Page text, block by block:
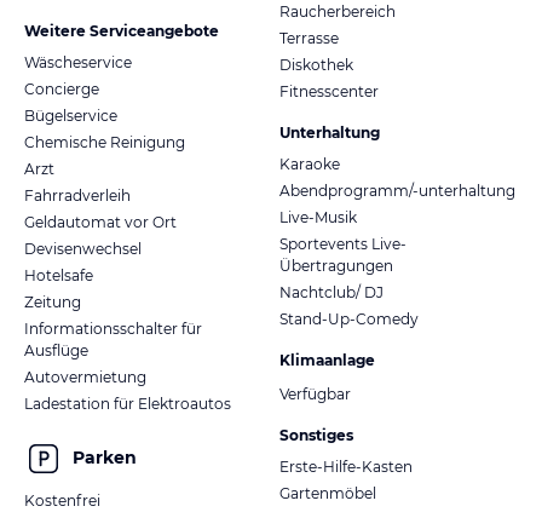
Weitere Serviceangebote
Wäscheservice
Concierge
Bügelservice
Chemische Reinigung
Arzt
Fahrradverleih
Geldautomat vor Ort
Devisenwechsel
Hotelsafe
Zeitung
Informationsschalter für
Ausflüge
Autovermietung
Ladestation für Elektroautos
Parken
Kostenfrei
Raucherbereich
Terrasse
Diskothek
Fitnesscenter
Unterhaltung
Karaoke
Abendprogramm/-unterhaltung
Live-Musik
Sportevents Live-
Übertragungen
Nachtclub/ DJ
Stand-Up-Comedy
Klimaanlage
Verfügbar
Sonstiges
Erste-Hilfe-Kasten
Gartenmöbel